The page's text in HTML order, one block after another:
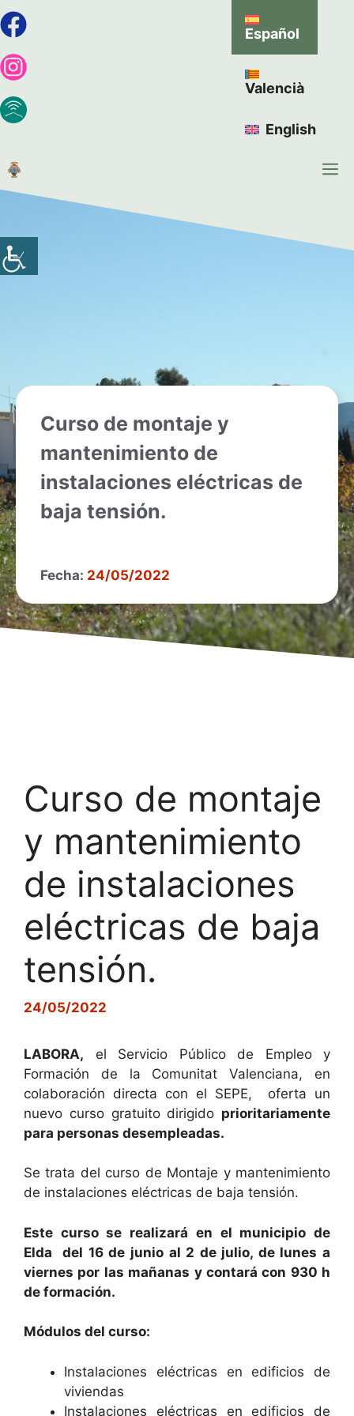
Español
Valencià
English
Curso de montaje y
mantenimiento de
instalaciones eléctricas de
baja tensión.
Fecha: 24/05/2022
Curso de montaje
y mantenimiento
de instalaciones
eléctricas de baja
tensión.
24/05/2022
LABORA, el Servicio Público de Empleo y
Formación de la Comunitat Valenciana, en
colaboración directa con el SEPE, oferta un
nuevo curso gratuito dirigido prioritariamente
para personas desempleadas.
Se trata del curso de Montaje y mantenimiento
de instalaciones eléctricas de baja tensión.
Este curso se realizará en el municipio de
Elda del 16 de junio al 2 de julio, de lunes a
viernes por las mañanas y contará con 930 h
de formación.
Módulos del curso:
Instalaciones eléctricas en edificios de
viviendas
Instalaciones eléctricas en edificios de